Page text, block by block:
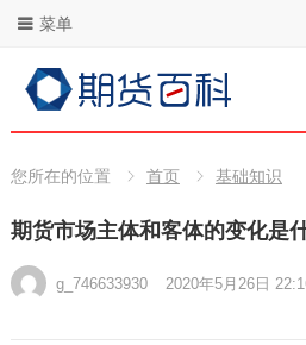
菜单
您所在的位置 首页 基础知识
期货市场主体和客体的变化是
g_746633930 2020年5月26日